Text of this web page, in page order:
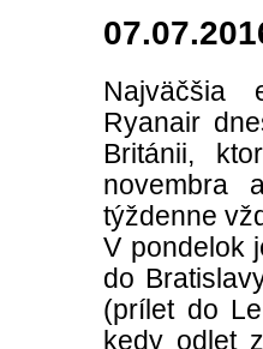
Najväčšia
Ryanair
Británii,
novembra
týždenne
V pondelok
do
(prílet do
kedy odlet